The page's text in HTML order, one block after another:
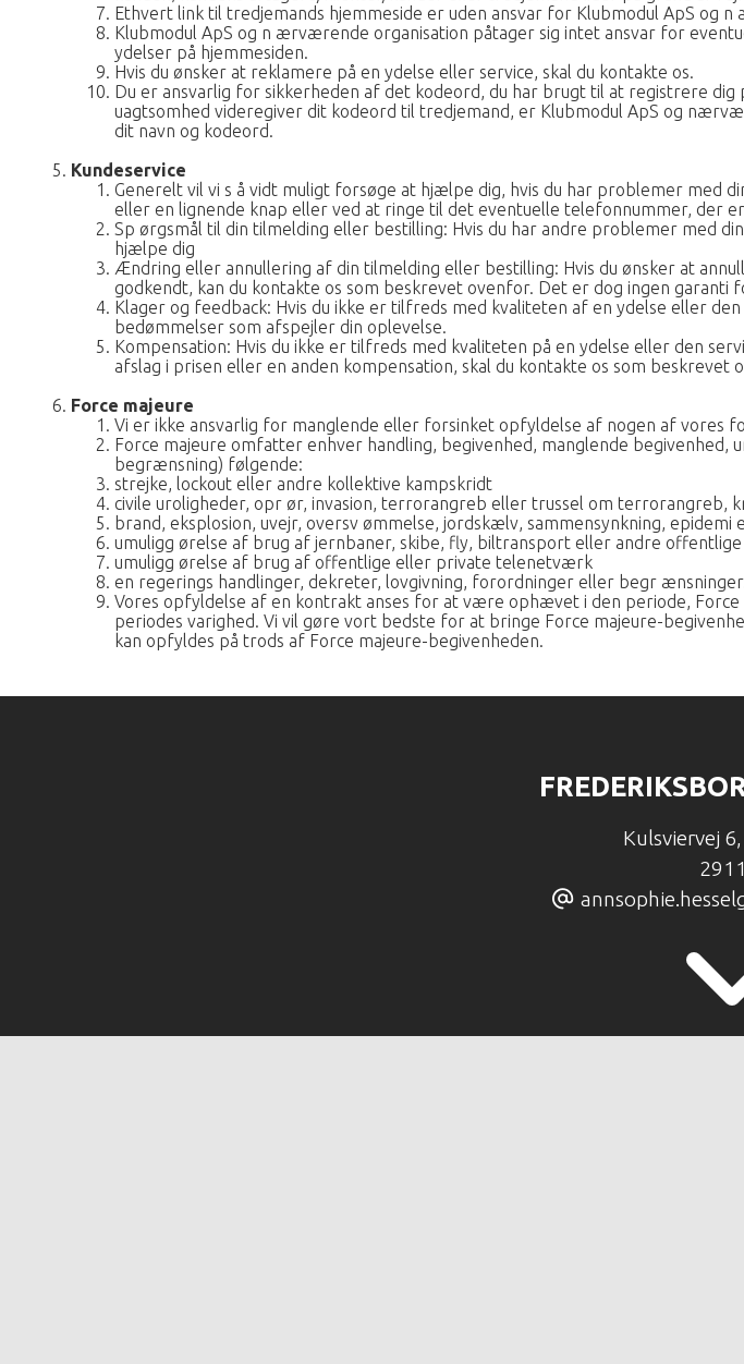
Ethvert link til tredjemands hjemmeside er uden ansvar for Klubmodul ApS og
Klubmodul ApS og n ærværende organisation påtager sig intet ansvar for
ydelser på hjemmesiden.
Hvis du ønsker at reklamere på en ydelse eller service, skal du kontakte os.
Du er ansvarlig for sikkerheden af det kodeord, du har brugt til at registrere
uagtsomhed videregiver dit kodeord til tredjemand, er Klubmodul ApS og
dit navn og kodeord.
Kundeservice
Generelt vil vi s å vidt muligt forsøge at hjælpe dig, hvis du har problemer med
eller en lignende knap eller ved at ringe til det eventuelle telefonnummer, der
Sp ørgsmål til din tilmelding eller bestilling: Hvis du har andre problemer med
hjælpe dig
Ændring eller annullering af din tilmelding eller bestilling: Hvis du ønsker at
godkendt, kan du kontakte os som beskrevet ovenfor. Det er dog ingen garanti
Klager og feedback: Hvis du ikke er tilfreds med kvaliteten af en ydelse eller
bedømmelser som afspejler din oplevelse.
Kompensation: Hvis du ikke er tilfreds med kvaliteten på en ydelse eller den
afslag i prisen eller en anden kompensation, skal du kontakte os som beskrevet
Force majeure
Vi er ikke ansvarlig for manglende eller forsinket opfyldelse af nogen af vores
Force majeure omfatter enhver handling, begivenhed, manglende
begrænsning) følgende:
strejke, lockout eller andre kollektive kampskridt
civile uroligheder, opr ør, invasion, terrorangreb eller trussel om
brand, eksplosion, uvejr, oversv ømmelse, jordskælv, sammensynkning,
umuligg ørelse af brug af jernbaner, skibe, fly, biltransport eller andre
umuligg ørelse af brug af offentlige eller private telenetværk
en regerings handlinger, dekreter, lovgivning, forordninger eller begr
Vores opfyldelse af en kontrakt anses for at være ophævet i den periode,
periodes varighed. Vi vil gøre vort bedste for at bringe Force majeure-
kan opfyldes på trods af Force majeure-begivenheden.
Kulsviervej 6,